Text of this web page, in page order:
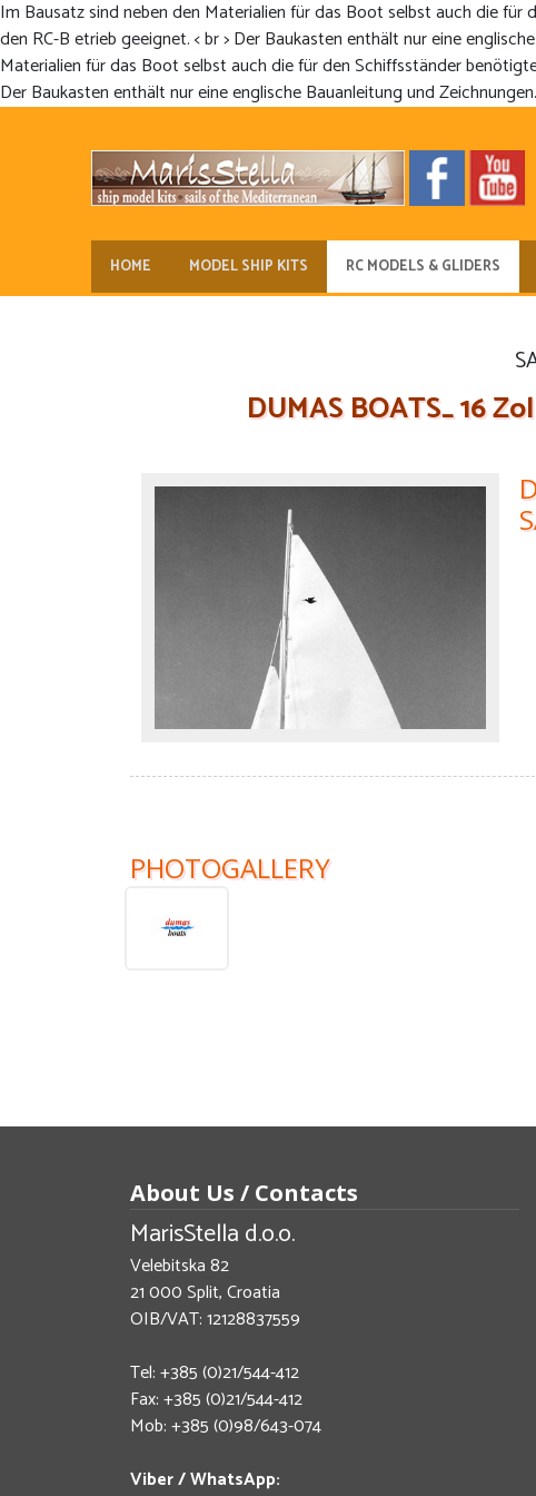
Im Bausatz sind neben den Materialien für das Boot selbst auch die
den RC-B etrieb geeignet. < br > Der Baukasten enthält nur eine
Materialien für das Boot selbst auch die für den Schiffsständer
Der Baukasten enthält nur eine englische Bauanleitung und
HOME MODEL SHIP KITS RC MODELS & GLIDERS
DUMAS BOATS_ 16
PHOTOGALLERY
About Us / Contacts
MarisStella d.o.o.
Velebitska 82
21 000 Split, Croatia
OIB/VAT: 12128837559
Tel: +385 (0)21/544-412
Fax: +385 (0)21/544-412
Mob: +385 (0)98/643-074
Viber / WhatsApp: